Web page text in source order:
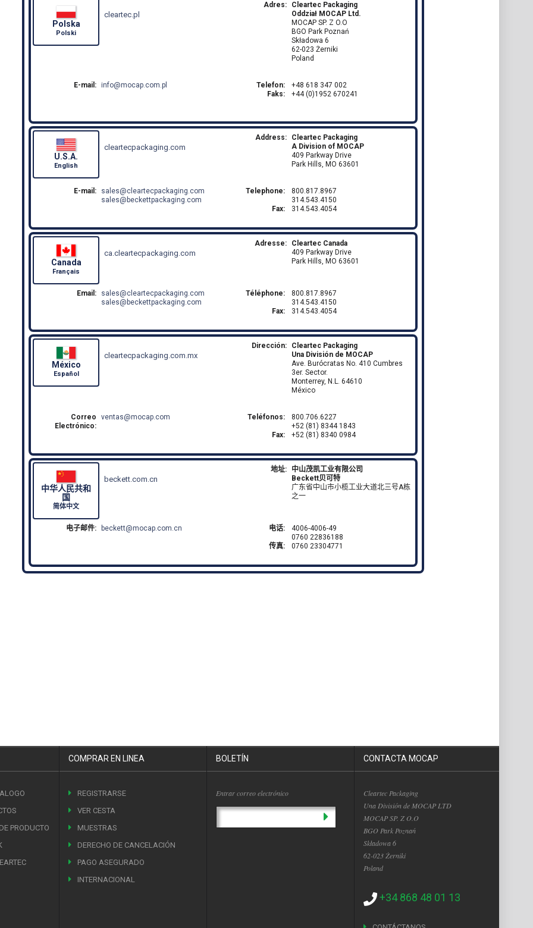
Polska
Polski
cleartec.pl
Adres:
Cleartec Packaging
Oddział MOCAP Ltd.
MOCAP SP. Z O.O
BGO Park Poznań
Składowa 6
62-023 Żerniki
Poland
E-mail: info mocap.com.pl
Telefon:
Faks:
+48 618 347 002
+44 (0)1952 670241
U.S.A.
English
cleartecpackaging.com
Address:
Cleartec Packaging
A Division of MOCAP
409 Parkway Drive
Park Hills, MO 63601
E-mail: sales
cleartecpackaging.com
sales
beckettpackaging.com
Telephone:
Fax:
800.817.8967
314.543.4150
314.543.4054
Canada
Français
ca.cleartecpackaging.com
Adresse:
Cleartec Canada
409 Parkway Drive
Park Hills, MO 63601
Email: sales
cleartecpackaging.com
sales
beckettpackaging.com
Téléphone:
Fax:
800.817.8967
314.543.4150
314.543.4054
México
Español
cleartecpackaging.com.mx
Dirección:
Cleartec Packaging
Una División de MOCAP
Ave. Burócratas No. 410 Cumbres
3er. Sector.
Monterrey, N.L. 64610
México
Correo
Electrónico:
ventas mocap.com Teléfonos:
Fax:
800.706.6227
+52 (81) 8344 1843
+52 (81) 8340 0984
中华人民共和
国
简体中文
beckett.com.cn
地址:
中山茂凯工业有限公司
Beckett贝可特
广东省中山市小榄工业大道北三号A栋
之一
电子邮件: beckett mocap.com.cn 电话:
传真:
4006-4006-49
0760 22836188
0760 23304771
PRODUCTO
COMPRAR EN LINEA
REGISTRARSE
VER CESTA
MUESTRAS
DERECHO DE CANCELACIÓN
PAGO ASEGURADO
INTERNACIONAL
BOLETÍN
Entrar correo electrónico
CONTACTA MOCAP
Cleartec Packaging
Una División de MOCAP LTD
MOCAP SP. Z O.O
BGO Park Poznań
Składowa 6
62-023 Żerniki
Poland
+34 868 48 01 13